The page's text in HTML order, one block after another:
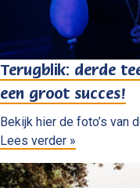
Terugblik: derde
een groot succes!
Bekijk hier de foto’s van
Lees verder »